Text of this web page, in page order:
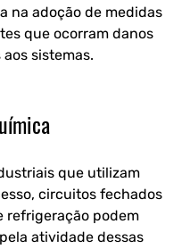
na adoção de medidas
que ocorram danos
sistemas.
que utilizam
circuitos fechados
refrigeração podem
atividade dessas